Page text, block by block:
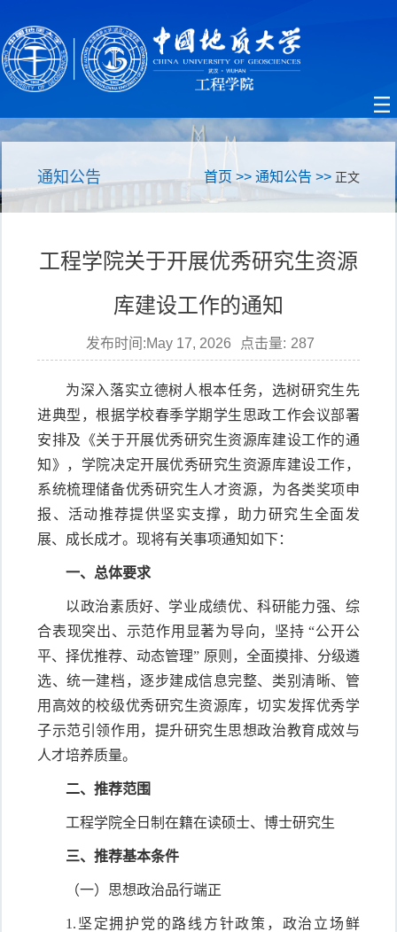
通知公告 首页 >> 通知公告 >>正文
工程学院关于开展优秀研究生资源
库建设工作的通知
发布时间:May 17, 2026 点击量: 287
为深入落实立德树人根本任务，选树研究生先
进典型，根据学校春季学期学生思政工作会议部署
安排及《关于开展优秀研究生资源库建设工作的通
知》，学院决定开展优秀研究生资源库建设工作，
系统梳理储备优秀研究生人才资源，为各类奖项申
报、活动推荐提供坚实支撑，助力研究生全面发
展、成长成才。现将有关事项通知如下：
一、总体要求
以政治素质好、学业成绩优、科研能力强、综
合表现突出、示范作用显著为导向，坚持 “公开公
平、择优推荐、动态管理” 原则，全面摸排、分级遴
选、统一建档，逐步建成信息完整、类别清晰、管
用高效的校级优秀研究生资源库，切实发挥优秀学
子示范引领作用，提升研究生思想政治教育成效与
人才培养质量。
二、推荐范围
工程学院全日制在籍在读硕士、博士研究生
三、推荐基本条件
（一）思想政治品行端正
1.坚定拥护党的路线方针政策，政治立场鲜